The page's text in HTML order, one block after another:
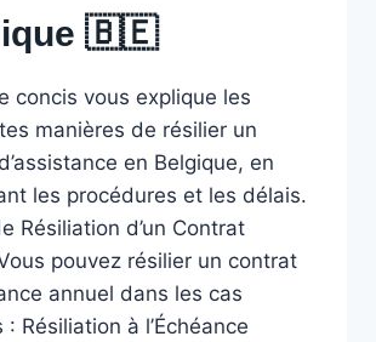
🇧🇪
concis vous explique les
manières de résilier un
en Belgique, en
les procédures et les délais.
Résiliation d’un Contrat
pouvez résilier un contrat
annuel dans les cas
: Résiliation à l’Échéance